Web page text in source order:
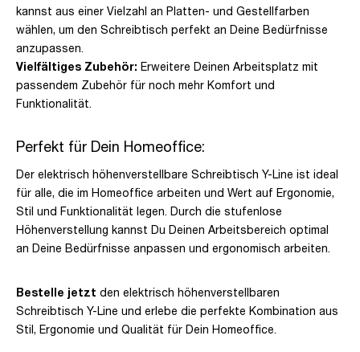
kannst aus einer Vielzahl an Platten- und Gestellfarben
wählen, um den Schreibtisch perfekt an Deine Bedürfnisse
anzupassen.
Vielfältiges Zubehör: Erweitere Deinen Arbeitsplatz mit
passendem Zubehör für noch mehr Komfort und
Funktionalität.
Perfekt für Dein Homeoffice:
Der elektrisch höhenverstellbare Schreibtisch Y-Line ist ideal
für alle, die im Homeoffice arbeiten und Wert auf Ergonomie,
Stil und Funktionalität legen. Durch die stufenlose
Höhenverstellung kannst Du Deinen Arbeitsbereich optimal
an Deine Bedürfnisse anpassen und ergonomisch arbeiten.
Bestelle jetzt den elektrisch höhenverstellbaren
Schreibtisch Y-Line und erlebe die perfekte Kombination aus
Stil, Ergonomie und Qualität für Dein Homeoffice.